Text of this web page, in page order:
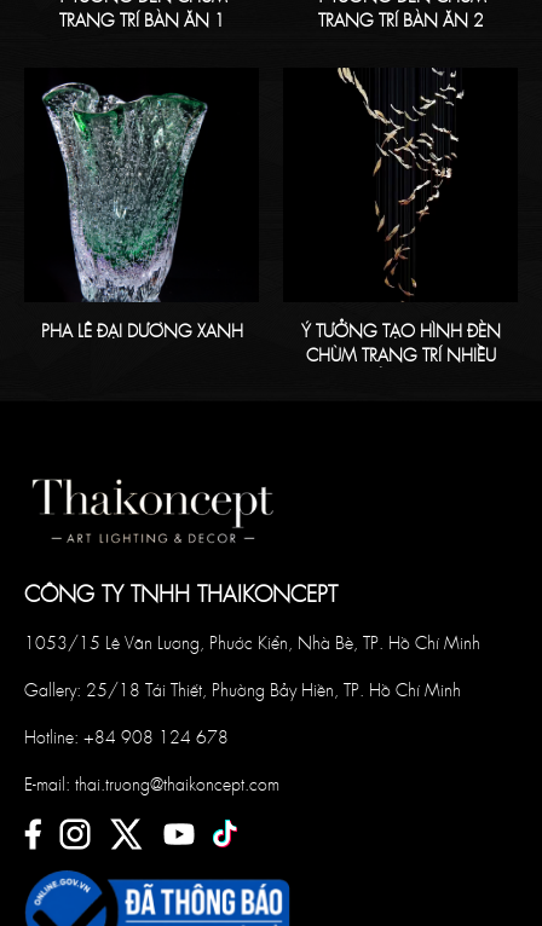
TRANG TRÍ BÀN ĂN 1
TRANG TRÍ BÀN ĂN 2
PHA LÊ ĐẠI DƯƠNG XANH
Ý TƯỞNG TẠO HÌNH ĐÈN
CHÙM TRANG TRÍ NHIỀU
CÔNG TY TNHH THAIKONCEPT
1053/15 Lê Văn Lương, Phước Kiển, Nhà Bè, TP. Hồ Chí Minh
Gallery: 25/18 Tái Thiết, Phường Bảy Hiền, TP. Hồ Chí Minh
Hotline: +84 908 124 678
E-mail: thai.truong@thaikoncept.com